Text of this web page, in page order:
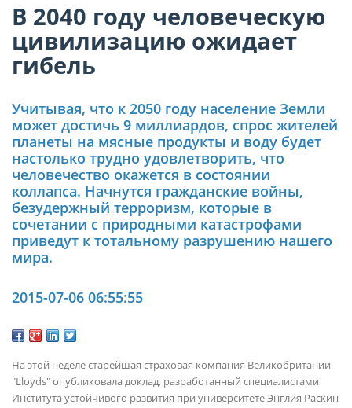
В 2040 году человеческую
цивилизацию ожидает
гибель
Учитывая, что к 2050 году население Земли
может достичь 9 миллиардов, спрос жителей
планеты на мясные продукты и воду будет
настолько трудно удовлетворить, что
человечество окажется в состоянии
коллапса. Начнутся гражданские войны,
безудержный терроризм, которые в
сочетании с природными катастрофами
приведут к тотальному разрушению нашего
мира.
2015-07-06 06:55:55
На этой неделе старейшая страховая компания Великобритании
"Lloyds" опубликовала доклад, разработанный специалистами
Института устойчивого развития при университете Энглия Раскин